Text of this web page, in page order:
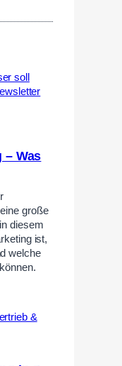
– Was
große
diesem
ist,
welche
&